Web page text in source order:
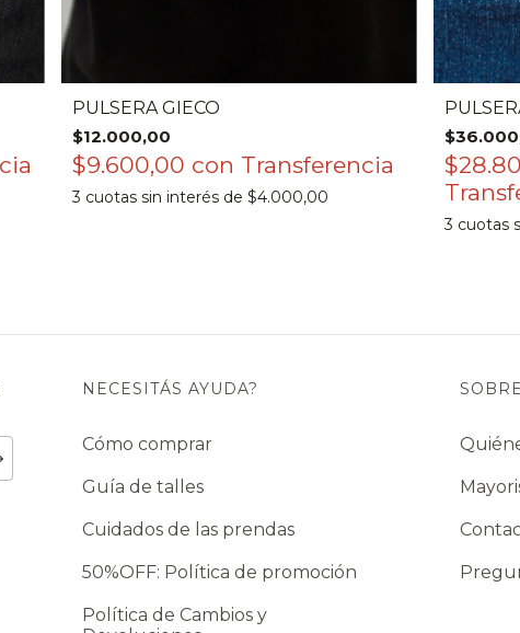
PULSERA GIECO
$12.000,00
$9.600,00 con
3 cuotas sin interés de $4.000,00
3 cuotas
NECESITÁS AYUDA?
Cómo comprar
Guía de talles
Cuidados de las prendas
50%OFF: Política de promoción
Política de Cambios y